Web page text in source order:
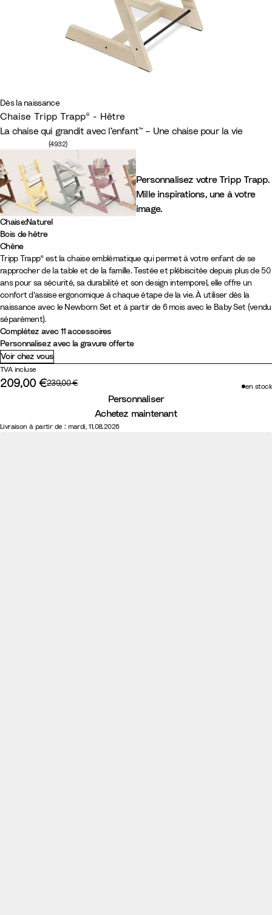
Dès la naissance
Chaise Tripp Trapp® - Hêtre
La chaise qui grandit avec l’enfant™ – Une chaise pour la vie
Nombre d'avis : 4932
(4932)
Personnalisez votre Tripp Trapp.
Mille inspirations, une à votre
image.
Chaise:Naturel
Bois de hêtre
N
a
t
r
e
l
N
o
i
B
a
c
B
a
c
h
i
G
r
i
t
e
m
p
ê
t
V
e
r
g
l
a
c
i
e
B
r
u
c
h
a
u
d
M
a
u
e
B
r
u
y
è
B
a
c
V
a
n
i
l
W
l
W
o
o
d
L
e
m
n
Y
e
l
l
o
C
a
s
m
e
r
e
G
r
Chêne
C
h
ê
e
N
a
t
r
C
h
ê
e
B
r
u
C
Tripp Trapp® est la chaise emblématique qui permet à votre enfant de se
rapprocher de la table et de la famille. Testée et plébiscitée depuis plus de 50
ans pour sa sécurité, sa durabilité et son design intemporel, elle offre un
confort d'assise ergonomique à chaque étape de la vie. À utiliser dès la
naissance avec le Newborn Set et à partir de 6 mois avec le Baby Set (vendu
séparément).
Complétez avec 11 accessoires
Personnalisez avec la gravure offerte
Voir chez vous
TVA incluse
Prix réduit :
209,00 €Prix d'origine :
239,00 € en stock
Personnaliser
Achetez maintenant
Livraison à partir de : mardi, 11.08.2026